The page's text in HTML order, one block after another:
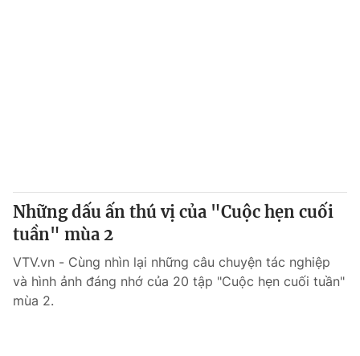
Những dấu ấn thú vị của "Cuộc hẹn cuối
tuần" mùa 2
VTV.vn - Cùng nhìn lại những câu chuyện tác nghiệp
và hình ảnh đáng nhớ của 20 tập "Cuộc hẹn cuối tuần"
mùa 2.